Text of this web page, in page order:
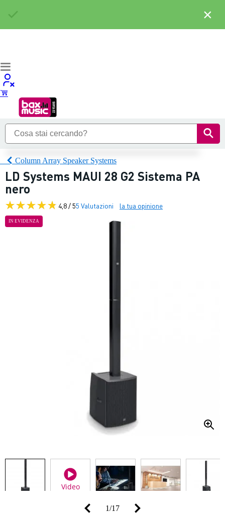
Column Array Speaker Systems
LD Systems MAUI 28 G2 Sistema PA
nero
4,8 / 55 Valutazioni la tua opinione
IN EVIDENZA
Video
1/17
×